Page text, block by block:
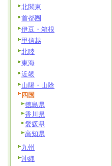
北関東
首都圏
伊豆・箱根
甲信越
北陸
東海
近畿
山陽・山陰
四国
徳島県
香川県
愛媛県
高知県
九州
沖縄